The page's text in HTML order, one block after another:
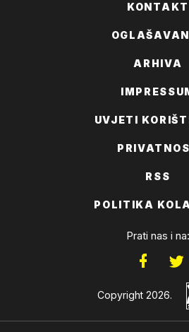
KONTAKT
ARHIVA
UVJETI
RSS
POLITIKA
Prati nas i na:
Copyright 2026.